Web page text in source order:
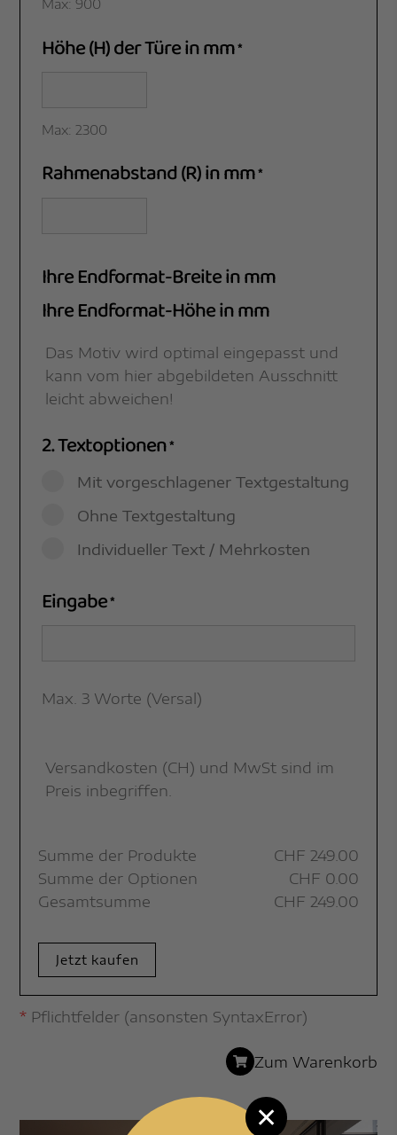
Max: 900
Höhe (H) der Türe in mm*
Max: 2300
Rahmenabstand (R) in mm*
Ihre Endformat-Breite in mm
Ihre Endformat-Höhe in mm
Das Motiv wird optimal eingepasst und
kann vom hier abgebildeten Ausschnitt
leicht abweichen!
2. Textoptionen*
Mit vorgeschlagener Textgestaltung
Ohne Textgestaltung
Individueller Text / Mehrkosten
Eingabe*
Max. 3 Worte (Versal)
Versandkosten (CH) und MwSt sind im
Preis inbegriffen.
Summe der Produkte CHF 249.00
Summe der Optionen
CHF 0.00
Gesamtsumme
CHF 249.00
Jetzt kaufen
* Pflichtfelder (ansonsten SyntaxError)
Zum Warenkorb
✕